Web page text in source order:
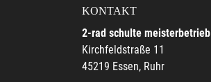
KONTAKT
2-rad schulte meisterbetrieb
Kirchfeldstraße 11
45219 Essen, Ruhr